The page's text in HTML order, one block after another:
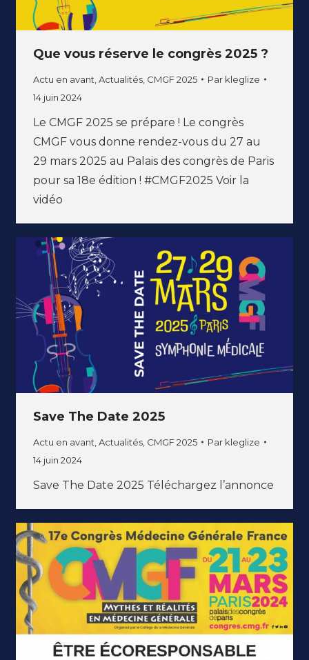
Que vous réserve le congrès 2025 ?
Actu en avant,Actualités, CMGF 2025 Par kleglize
14 juin 2024
Le CMGF 2025 se prépare ! Le congrès
CMGF vous donne rendez-vous du 27 au
29 mars 2025 au Palais des congrès de Paris
pour sa 18e édition ! #CMGF2025 Voir la
vidéo
Save The Date 2025
Actu en avant,Actualités, CMGF 2025 Par kleglize
14 juin 2024
Save The Date 2025 Téléchargez l’annonce